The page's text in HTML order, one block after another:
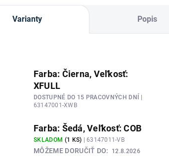
Varianty Popis
Farba: Čierna, Veľkosť:
XFULL
DOSTUPNÉ DO 15 PRACOVNÝCH DNÍ
63147001-XWB
Farba: Šedá, Veľkosť: COB
SKLADOM (1 KS) | 63147011-VB
MÔŽEME DORUČIŤ DO: 12.8.2026